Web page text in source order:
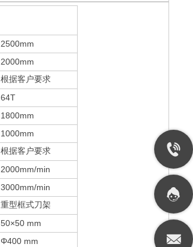
2500mm
2000mm
根据客户要求
64T
1800mm
1000mm
根据客户要求
2000mm/min
3000mm/min
重型框式刀架
50×50 mm
Φ400 mm